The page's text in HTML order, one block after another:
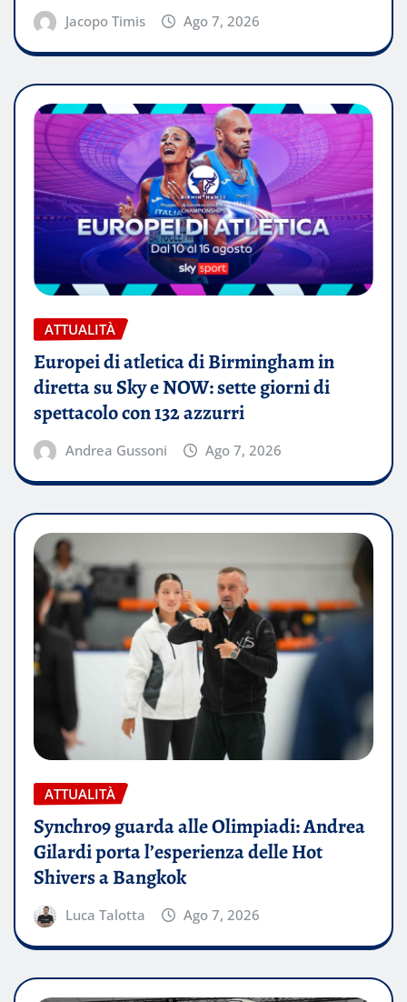
Jacopo Timis Ago 7, 2026
ATTUALITÀ
Europei di atletica di Birmingham in
diretta su Sky e NOW: sette giorni di
spettacolo con 132 azzurri
Andrea Gussoni Ago 7, 2026
ATTUALITÀ
Synchro9 guarda alle Olimpiadi: Andrea
Gilardi porta l’esperienza delle Hot
Shivers a Bangkok
Luca Talotta Ago 7, 2026